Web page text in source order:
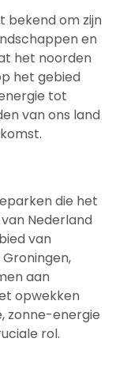
bekend om zijn
en
het noorden
het gebied
tot
van ons land
die het
Nederland
van
aan
opwekken
zonne-energie
rol.